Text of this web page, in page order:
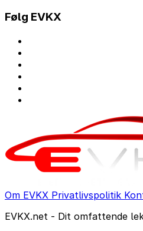
Følg EVKX
Om EVKX Privatlivspolitik
EVKX.net - Dit omfattende